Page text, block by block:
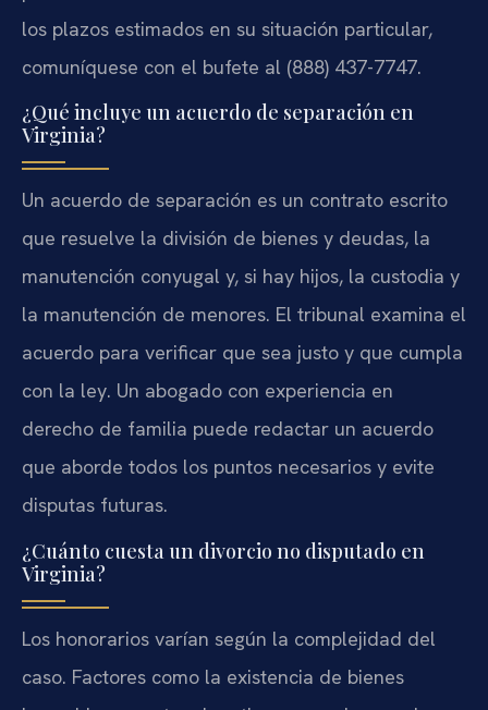
los plazos estimados en su situación particular,
comuníquese con el bufete al (888) 437-7747.
¿Qué incluye un acuerdo de separación en
Virginia?
Un acuerdo de separación es un contrato escrito
que resuelve la división de bienes y deudas, la
manutención conyugal y, si hay hijos, la custodia y
la manutención de menores. El tribunal examina el
acuerdo para verificar que sea justo y que cumpla
con la ley. Un abogado con experiencia en
derecho de familia puede redactar un acuerdo
que aborde todos los puntos necesarios y evite
disputas futuras.
¿Cuánto cuesta un divorcio no disputado en
Virginia?
Los honorarios varían según la complejidad del
caso. Factores como la existencia de bienes